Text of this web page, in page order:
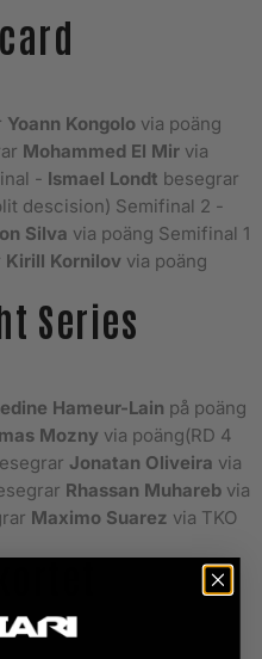
Yoann Kongolo via poäng
Mohammed El Mir via
- Ismael Londt besegrar
descision) Semifinal 2 -
Silva via poäng Semifinal 1
Kirill Kornilovvia poäng
Series
Hameur-Lain på poäng
Mozny via poäng(RD 4
Jonatan Oliveira via
Rhassan Muharebvia
Maximo Suarez via TKO